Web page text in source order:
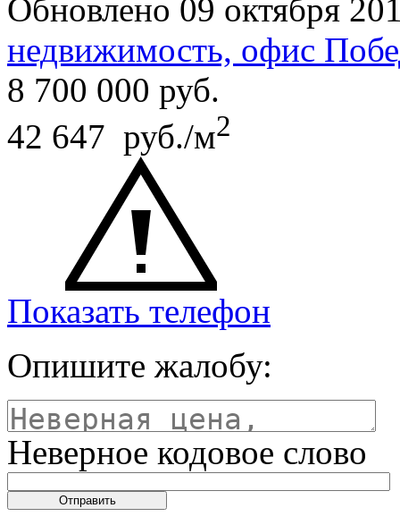
Обновлено 09 октября
недвижимость, офис
8 700 000 руб.
42 647 руб./м2
Показать телефон
Опишите жалобу:
Неверное кодовое слово